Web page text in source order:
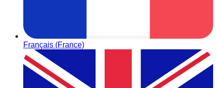
Français (France)